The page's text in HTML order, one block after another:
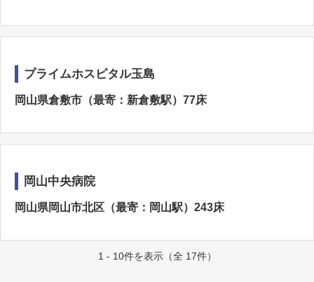
プライムホスピタル玉島
岡山県倉敷市（最寄：新倉敷駅）77床
岡山中央病院
岡山県岡山市北区（最寄：岡山駅）243床
1 - 10件を表示（全 17件）